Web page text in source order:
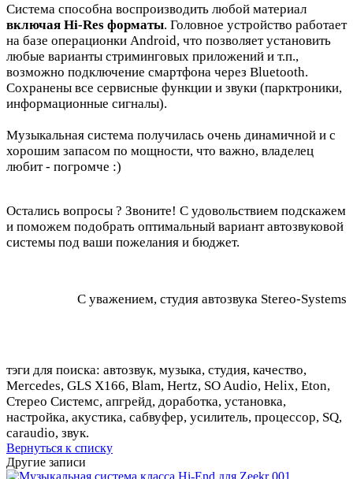
Система способна воспроизводить любой материал
включая Hi-Res форматы. Головное устройство работает
на базе операционки Android, что позволяет установить
любые варианты стриминговых приложений и т.п.,
возможно подключение смартфона через Bluetooth.
Сохранены все сервисные функции и звуки (парктроники,
информационные сигналы).
Музыкальная система получилась очень динамичной и с
хорошим запасом по мощности, что важно, владелец
любит - погромче :)
Остались вопросы ? Звоните! С удовольствием подскажем
и поможем подобрать оптимальный вариант автозвуковой
системы под ваши пожелания и бюджет.
С уважением, студия автозвука Stereo-Systems
тэги для поиска: автозвук, музыка, студия, качество,
Mercedes, GLS X166, Blam, Hertz, SO Audio, Helix, Eton,
Стерео Системс, апгрейд, доработка, установка,
настройка, акустика, сабвуфер, усилитель, процессор, SQ,
caraudio, звук.
Вернуться к списку
Другие записи